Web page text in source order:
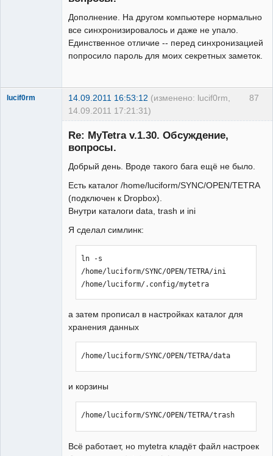
Дополнение. На другом компьютере нормально
все синхронизировалось и даже не упало.
Единственное отличие -- перед синхронизацией
попросило пароль для моих секретных заметок.
87
lucif0rm 14.09.2011 16:53:12 (изменено: lucif0rm,
14.09.2011 17:21:31)
Re: MyTetra v.1.30. Обсуждение,
вопросы.
Добрый день. Вроде такого бага ещё не было.
Есть каталог /home/luciform/SYNC/OPEN/TETRA
(подключен к Dropbox).
Внутри каталоги data, trash и ini
Я сделал симлинк:
ln -s
/home/luciform/SYNC/OPEN/TETRA/ini
/home/luciform/.config/mytetra
а затем прописал в настройках каталог для
хранения данных
/home/luciform/SYNC/OPEN/TETRA/data
и корзины
/home/luciform/SYNC/OPEN/TETRA/trash
Всё работает, но mytetra кладёт файл настроек